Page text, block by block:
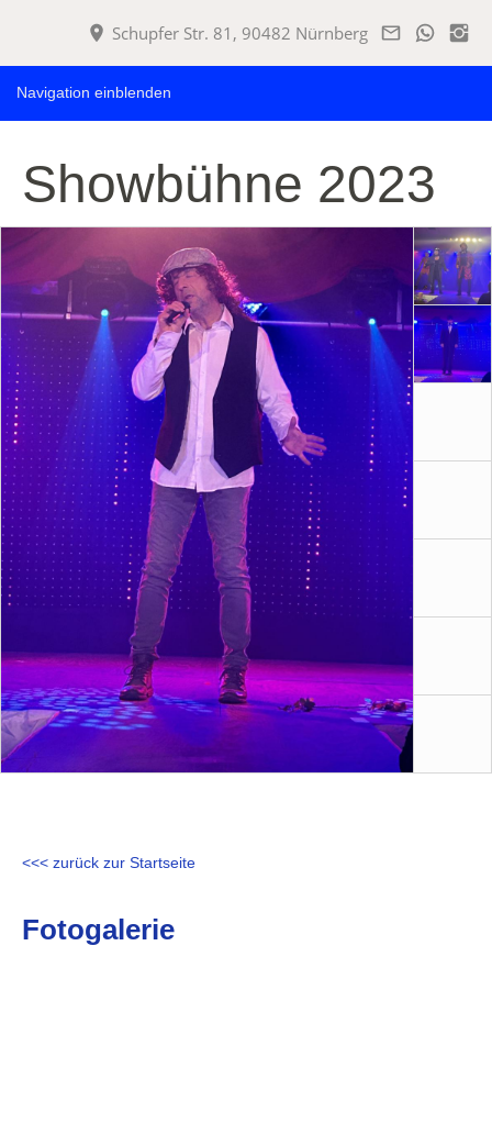
Schupfer Str. 81, 90482 Nürnberg
Navigation einblenden
Showbühne 2023
<<< zurück zur Startseite
Fotogalerie